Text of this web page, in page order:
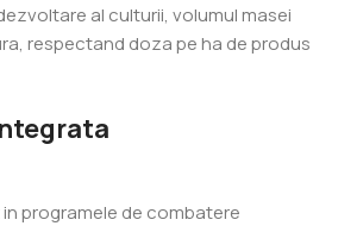
al culturii, volumul masei
respectand doza pe ha de produs
programele de combatere